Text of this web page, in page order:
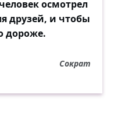
осмотрел
друзей, и чтобы
дороже.
Сократ